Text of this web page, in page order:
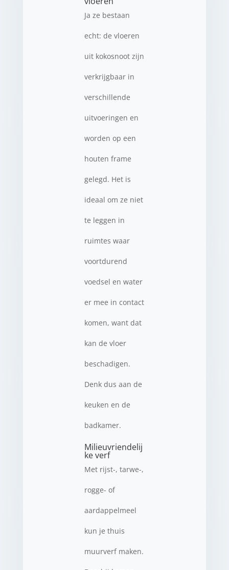
Ja ze bestaan
echt: de vloeren
uit kokosnoot zijn
verkrijgbaar in
verschillende
uitvoeringen en
worden op een
houten frame
gelegd. Het is
ideaal om ze niet
te leggen in
ruimtes waar
voortdurend
voedsel en water
er mee in contact
komen, want dat
kan de vloer
beschadigen.
Denk dus aan de
keuken en de
badkamer.
Milieuvriendelij
ke verf
Met rijst-, tarwe-,
rogge- of
aardappelmeel
kun je thuis
muurverf maken.